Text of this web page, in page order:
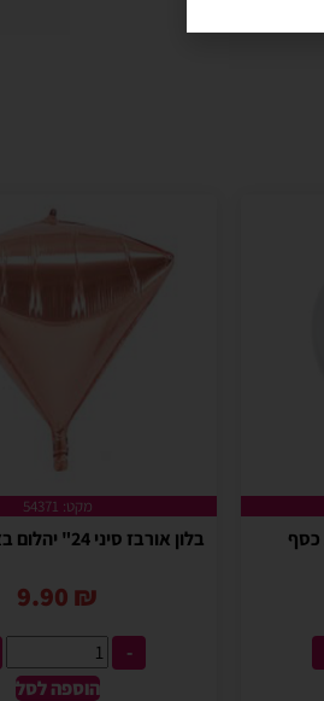
מקט: 54371
בלון אורבז סיני 24" יהלום בצבע רוזגולד
9.90 ₪
-
הוספה לסל